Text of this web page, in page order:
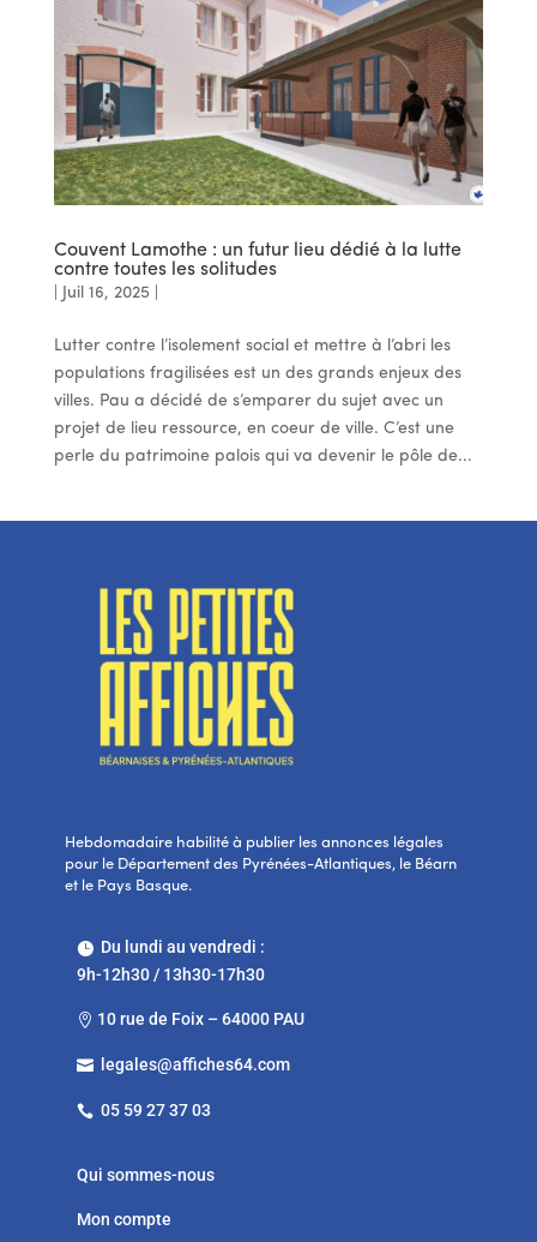
Couvent Lamothe : un futur lieu dédié à la lutte
contre toutes les solitudes
Juil 16, 2025
Lutter contre l’isolement social et mettre à l’abri les
populations fragilisées est un des grands enjeux des
villes. Pau a décidé de s’emparer du sujet avec un
projet de lieu ressource, en coeur de ville. C’est une
perle du patrimoine palois qui va devenir le pôle de...
Hebdomadaire habilité à publier les annonces légales
pour le Département des Pyrénées-Atlantiques, le Béarn
et le Pays Basque.
Du lundi au vendredi :
9h-12h30 / 13h30-17h30
 10 rue de Foix – 64000 PAU
 legales@affiches64.com
 05 59 27 37 03
Qui sommes-nous
Mon compte